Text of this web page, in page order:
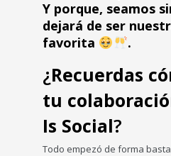
Y porque, seamos
dejará de ser
favorita
.
¿Recuerdas
tu
Is Social?
Todo empezó de forma